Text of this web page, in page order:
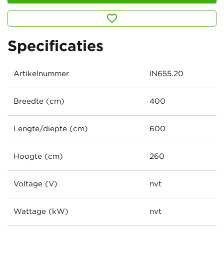
Specificaties
Artikelnummer IN655.20
Breedte (cm) 400
Lengte/diepte (cm) 600
Hoogte (cm) 260
Voltage (V) nvt
Wattage (kW) nvt